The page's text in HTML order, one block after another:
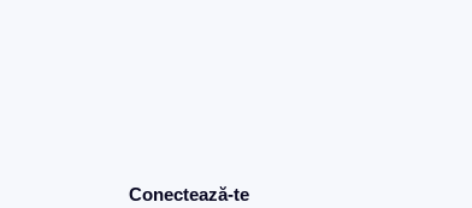
Conectează-te